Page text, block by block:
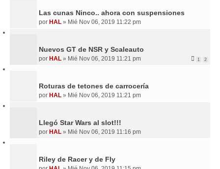
Las cunas Ninco.. ahora con suspensiones
por HAL » Mié Nov 06, 2019 11:22 pm
Nuevos GT de NSR y Scaleauto
por HAL » Mié Nov 06, 2019 11:21 pm 1 2
Roturas de tetones de carrocería
por HAL » Mié Nov 06, 2019 11:21 pm
Llegó Star Wars al slot!!!
por HAL » Mié Nov 06, 2019 11:16 pm
Riley de Racer y de Fly